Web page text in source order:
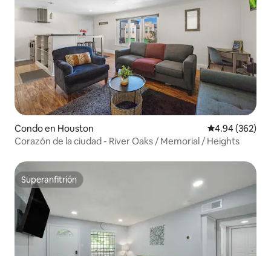
Condo en Houston Calificación
4.94 (362)
Corazón de la ciudad - River Oaks / Memorial / Heights
Superanfitrión
Superanfitrión